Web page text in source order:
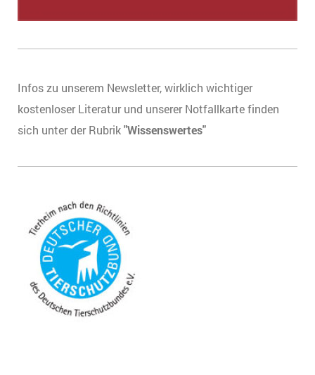
Infos zu unserem Newsletter, wirklich wichtiger
kostenloser Literatur und unserer Notfallkarte finden
sich unter der Rubrik"Wissenswertes"